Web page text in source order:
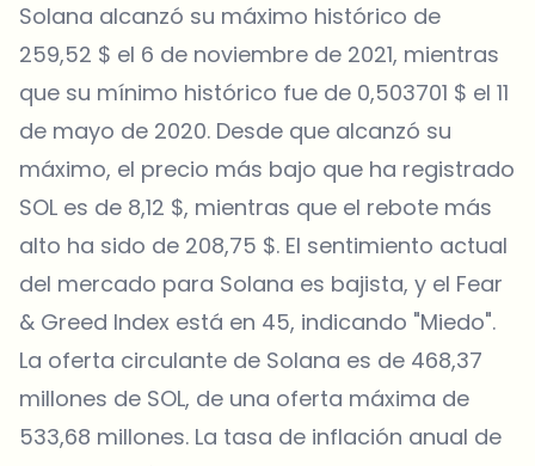
Solana alcanzó su máximo histórico de
259,52 $ el 6 de noviembre de 2021, mientras
que su mínimo histórico fue de 0,503701 $ el 11
de mayo de 2020. Desde que alcanzó su
máximo, el precio más bajo que ha registrado
SOL es de 8,12 $, mientras que el rebote más
alto ha sido de 208,75 $. El sentimiento actual
del mercado para Solana es bajista, y el Fear
& Greed Index está en 45, indicando "Miedo".
La oferta circulante de Solana es de 468,37
millones de SOL, de una oferta máxima de
533,68 millones. La tasa de inflación anual de